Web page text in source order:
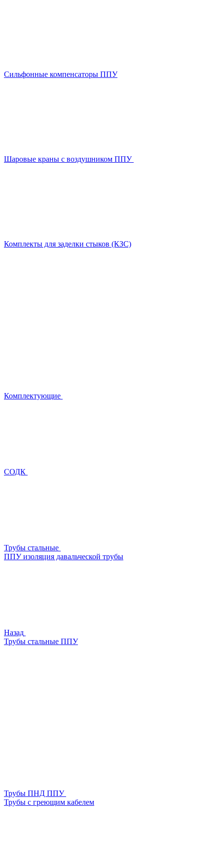
Сильфонные компенсаторы ППУ
Шаровые краны с воздушником ППУ
Комплекты для заделки стыков (КЗС)
Комплектующие
СОДК
Трубы стальные
ППУ изоляция давальческой трубы
Назад
Трубы стальные ППУ
Трубы ПНД ППУ
Трубы с греющим кабелем